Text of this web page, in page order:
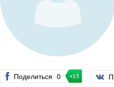
Поделиться 0 +15